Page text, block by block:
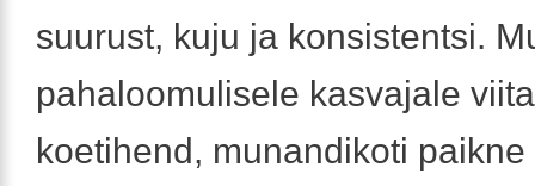
suurust, kuju ja konsistentsi.
pahaloomulisele kasvajale
koetihend, munandikoti paikne